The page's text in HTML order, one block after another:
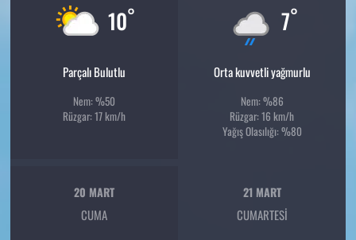
10°
Parçalı Bulutlu
Nem: %50
Rüzgar: 17 km/h
7°
Orta kuvvetli yağmurlu
Nem: %86
Rüzgar: 16 km/h
Yağış Olasılığı: %80
20 MART
CUMA
21 MART
CUMARTESI